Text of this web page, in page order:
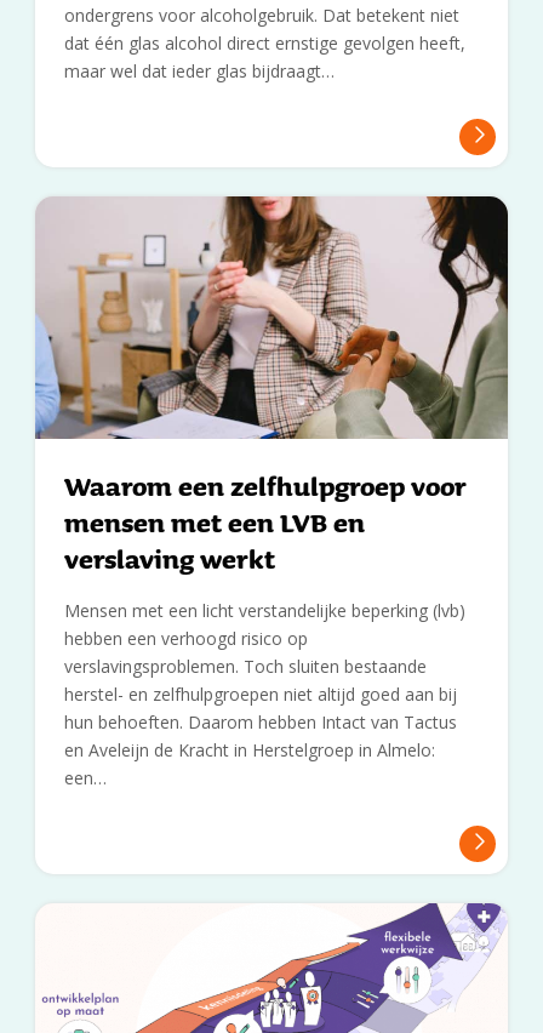
ondergrens voor alcoholgebruik. Dat betekent niet
dat één glas alcohol direct ernstige gevolgen heeft,
maar wel dat ieder glas bijdraagt…
Waarom een zelfhulpgroep voor
mensen met een LVB en
verslaving werkt
Mensen met een licht verstandelijke beperking (lvb)
hebben een verhoogd risico op
verslavingsproblemen. Toch sluiten bestaande
herstel- en zelfhulpgroepen niet altijd goed aan bij
hun behoeften. Daarom hebben Intact van Tactus
en Aveleijn de Kracht in Herstelgroep in Almelo:
een…